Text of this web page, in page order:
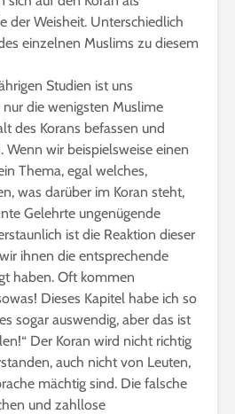
der Weisheit. Unterschiedlich
einzelnen Muslims zu diesem
Studien ist uns
die wenigsten Muslime
des Korans befassen und
wir beispielsweise einen
Thema, egal welches,
was darüber im Koran steht,
Gelehrte ungenügende
ist die Reaktion dieser
ihnen die entsprechende
haben. Oft kommen
Dieses Kapitel habe ich so
sogar auswendig, aber das ist
Der Koran wird nicht richtig
auch nicht von Leuten,
mächtig sind. Die falsche
und zahllose